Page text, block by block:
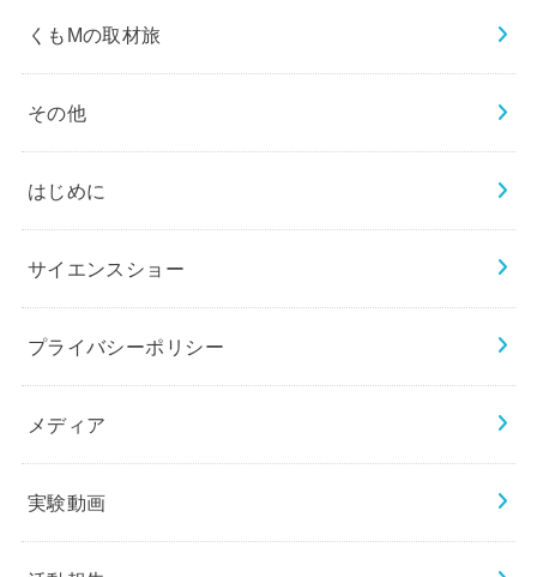
くもMの取材旅
その他
はじめに
サイエンスショー
プライバシーポリシー
メディア
実験動画